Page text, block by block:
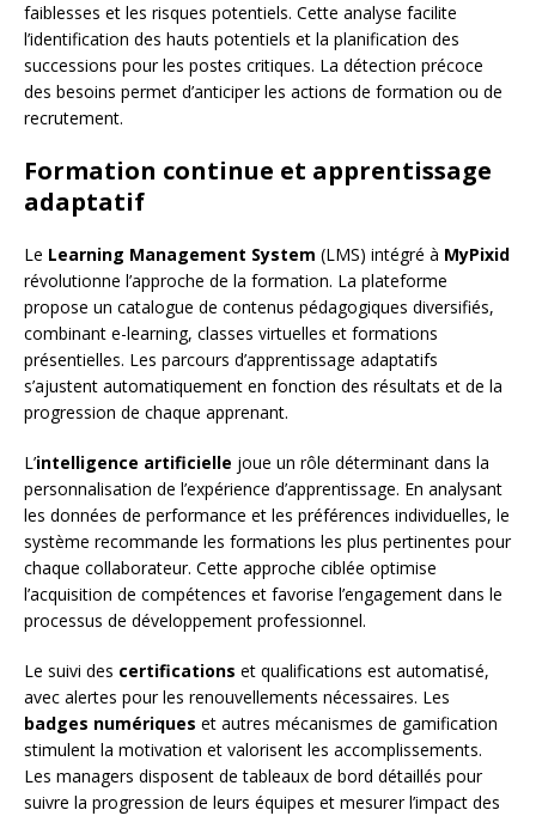
faiblesses et les risques potentiels. Cette analyse facilite
l’identification des hauts potentiels et la planification des
successions pour les postes critiques. La détection précoce
des besoins permet d’anticiper les actions de formation ou de
recrutement.
Formation continue et apprentissage
adaptatif
Le Learning Management System (LMS) intégré à MyPixid
révolutionne l’approche de la formation. La plateforme
propose un catalogue de contenus pédagogiques diversifiés,
combinant e-learning, classes virtuelles et formations
présentielles. Les parcours d’apprentissage adaptatifs
s’ajustent automatiquement en fonction des résultats et de la
progression de chaque apprenant.
L’intelligence artificielle joue un rôle déterminant dans la
personnalisation de l’expérience d’apprentissage. En analysant
les données de performance et les préférences individuelles, le
système recommande les formations les plus pertinentes pour
chaque collaborateur. Cette approche ciblée optimise
l’acquisition de compétences et favorise l’engagement dans le
processus de développement professionnel.
Le suivi des certifications et qualifications est automatisé,
avec alertes pour les renouvellements nécessaires. Les
badges numériques et autres mécanismes de gamification
stimulent la motivation et valorisent les accomplissements.
Les managers disposent de tableaux de bord détaillés pour
suivre la progression de leurs équipes et mesurer l’impact des